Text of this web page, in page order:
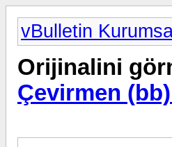
vBulletin
Orijinalini
Çevirmen